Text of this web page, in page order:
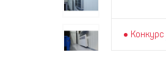
Конкурс